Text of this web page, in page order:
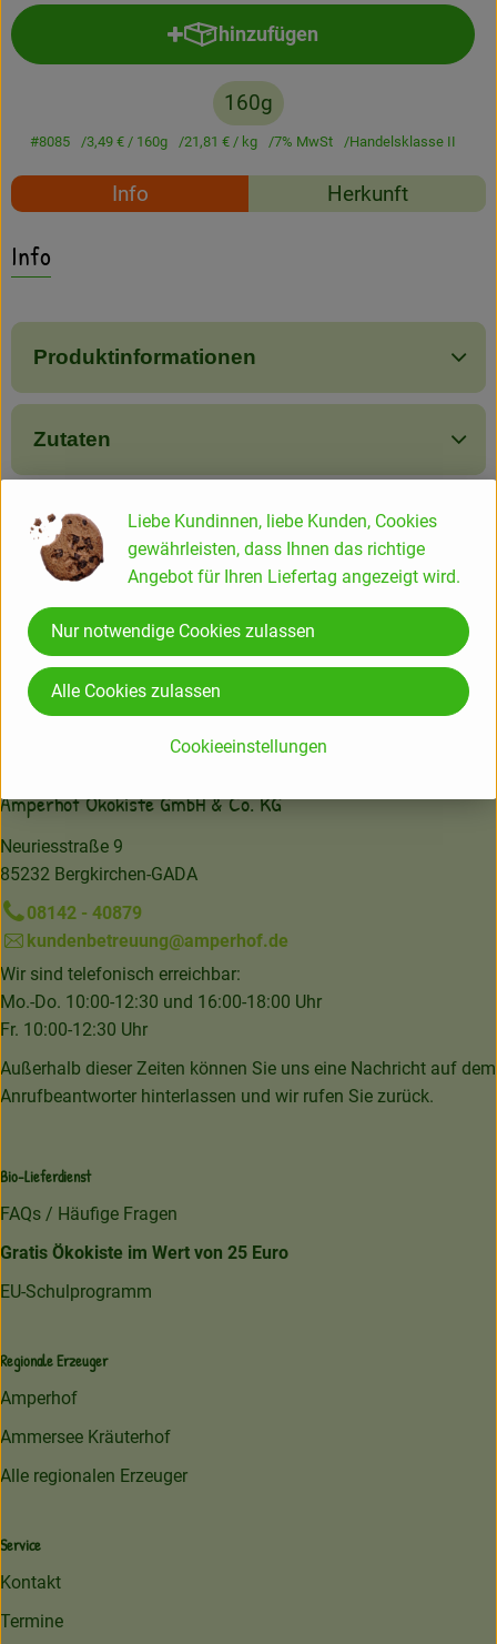
Gratis Ökokiste im Wert von 25 Euro
Veranstaltungen
Entdecken
Über uns
hinzufügen
Produkt zum Warenkorb
160g
#8085 3,49 € / 160g 21,81 € / kg 7% MwSt Handelsklasse II
Rezepte
Info Herkunft
Info
Produktinformationen
Zutaten
Produktdatenblatt
Herkunft
Hersteller: TAI
Amperhof Ökokiste GmbH & Co. KG
Neuriesstraße 9
85232 Bergkirchen-GADA
08142 - 40879
kundenbetreuung@amperhof.de
Wir sind telefonisch erreichbar:
Mo.-Do. 10:00-12:30 und 16:00-18:00 Uhr
Fr. 10:00-12:30 Uhr
Außerhalb dieser Zeiten können Sie uns eine Nachricht auf dem
Anrufbeantworter hinterlassen und wir rufen Sie zurück.
Bio-Lieferdienst
FAQs / Häufige Fragen
Gratis Ökokiste im Wert von 25 Euro
EU-Schulprogramm
Regionale Erzeuger
Amperhof
Ammersee Kräuterhof
Alle regionalen Erzeuger
Service
Kontakt
Termine
Liebe Kundinnen, liebe Kunden, Cookies
gewährleisten, dass Ihnen das richtige
Angebot für Ihren Liefertag angezeigt wird.
Cookieeinstellungen
Nur notwendige Cookies zulassen
Alle Cookies zulassen